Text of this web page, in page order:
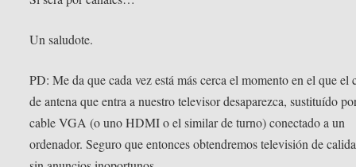
Un saludote.
PD: Me da que cada vez está más cerca el momento en el que el
de antena que entra a nuestro televisor desaparezca, sustituído
cable VGA (o uno HDMI o el similar de turno) conectado a un
ordenador. Seguro que entonces obtendremos televisión de